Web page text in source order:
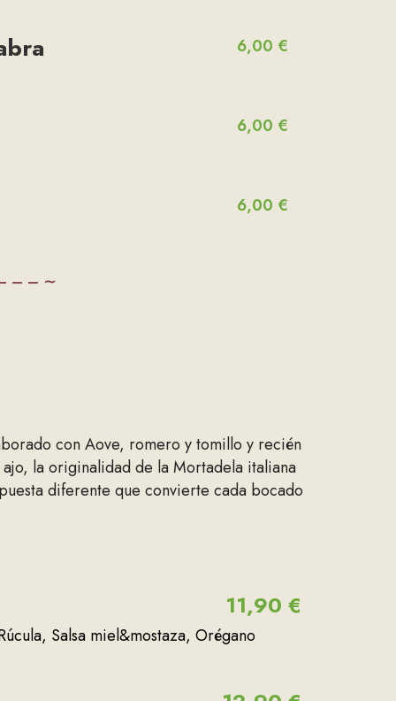
6,00 €
6,00 €
6,00 €
– – ∼
con Aove, romero y tomillo y recién
la originalidad de la Mortadela italiana
diferente que convierte cada bocado
11,90 €
Salsa miel&mostaza, Orégano